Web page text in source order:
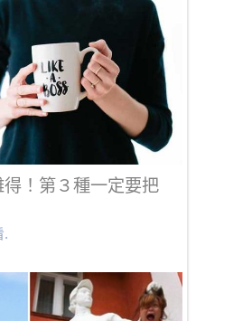
！第３種一定要把
.